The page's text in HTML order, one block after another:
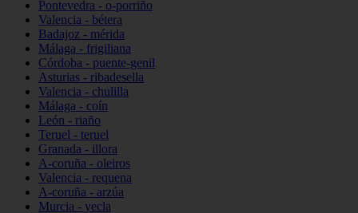
Pontevedra - o-porriño
Valencia - bétera
Badajoz - mérida
Málaga - frigiliana
Córdoba - puente-genil
Asturias - ribadesella
Valencia - chulilla
Málaga - coín
León - riaño
Teruel - teruel
Granada - illora
A-coruña - oleiros
Valencia - requena
A-coruña - arzúa
Murcia - yecla